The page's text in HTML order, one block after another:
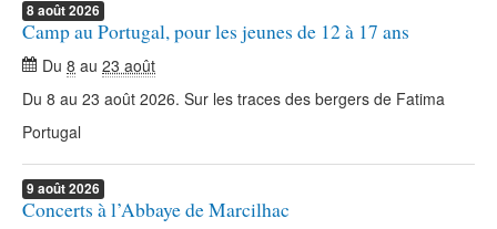
Agenda diocésain
Je donne
8août2026
Camp au Portugal, pour les jeunes de 12 à 17 ans
Du 8 au 23 août
Du 8 au 23 août 2026. Sur les traces des bergers de Fatima
Portugal
9 août2026
Concerts à l’Abbaye de Marcilhac